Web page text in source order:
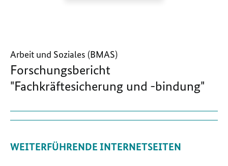
Arbeit und Soziales (BMAS)
Forschungsbericht
"Fachkräftesicherung und -bindung"
WEITERFÜHRENDE INTERNETSEITEN